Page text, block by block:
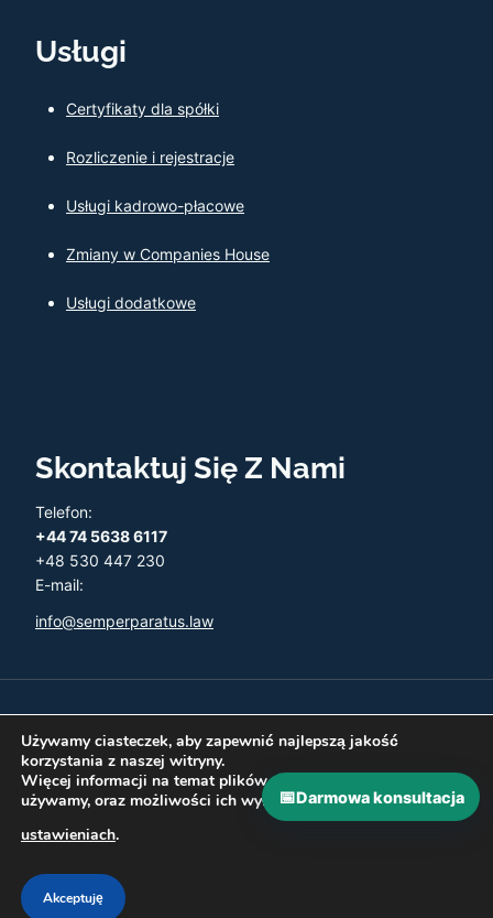
Usługi
Certyfikaty dla spółki
Rozliczenie i rejestracje
Usługi kadrowo-płacowe
Zmiany w Companies House
Usługi dodatkowe
Skontaktuj Się Z Nami
Telefon:
+44 74 5638 6117
+48 530 447 230
E-mail:
info@semperparatus.law
© 2026 Semper Paratus - Twoja księgowość w UK
Polityka prywatności
Najczęściej zadawane pytania
Używamy ciasteczek, aby zapewnić najlepszą jakość
korzystania z naszej witryny.
Więcej informacji na temat plików ciasteczka, których
używamy, oraz możliwości ich wyłączenia znajdziesz w
ustawieniach.
Akceptuję
📅Darmowa konsultacja